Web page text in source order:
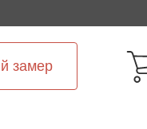
замер